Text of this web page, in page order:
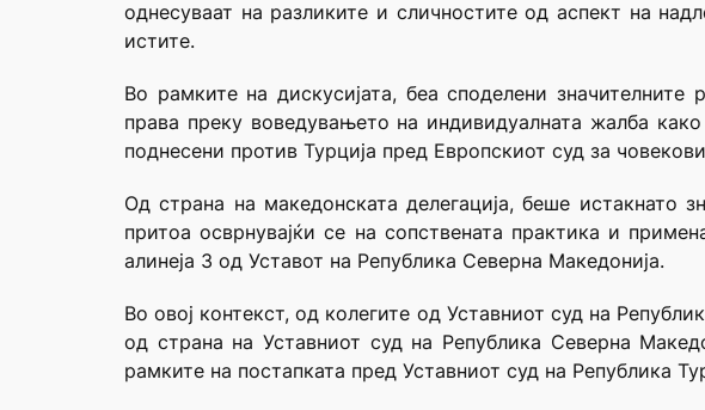
однесуваат на разликите и сличностите од аспект на
истите.
Во рамките на дискусијата, беа споделени
права преку воведувањето на индивидуалната жалба
поднесени против Турција пред Европскиот суд за
Од страна на македонската делегација, беше истакнато
притоа осврнувајќи се на сопствената практика и
алинеја 3 од Уставот на Република Северна Македонија.
Во овој контекст, од колегите од Уставниот суд на
од страна на Уставниот суд на Република Северна
рамките на постапката пред Уставниот суд на Република